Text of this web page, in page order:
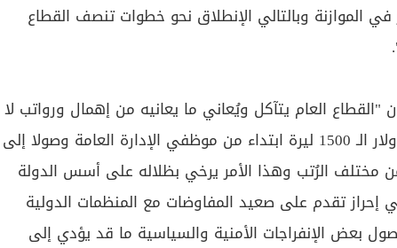
الموازنة وبالتالي الإنطلاق نحو خطوات تنصف القطاع
"القطاع العام يتآكل ويُعاني ما يعانيه من إهمال ورواتب لا
زالت تُحسب على دولار الـ 1500 ليرة ابتداء من موظفي الإدارة العامة وصولا إلى
مختلف الرُتب وهذا الأمر يرخي بظلاله على أسس الدولة
تقدم على صعيد المفاوضات مع المنظمات الدولية
بعض الإنفراجات الأمنية والسياسية ما قد يؤدي إلى